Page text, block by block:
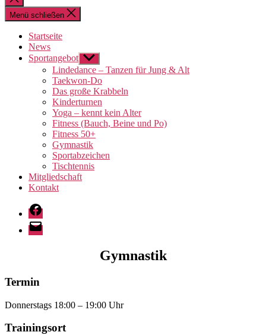
schließen
Menü schließen
Startseite
News
Sportangebot Untermenü
anzeigen
Lindedance – Tanzen für Jung & Alt
Taekwon-Do
Das große Krabbeln
Kinderturnen
Yoga – kennt kein Alter
Fitness (Bauch, Beine und Po)
Fitness 50+
Gymnastik
Sportabzeichen
Tischtennis
Mitgliedschaft
Kontakt
Facebook
E-
Mail
Gymnastik
Termin
Donnerstags 18:00 – 19:00 Uhr
Trainingsort